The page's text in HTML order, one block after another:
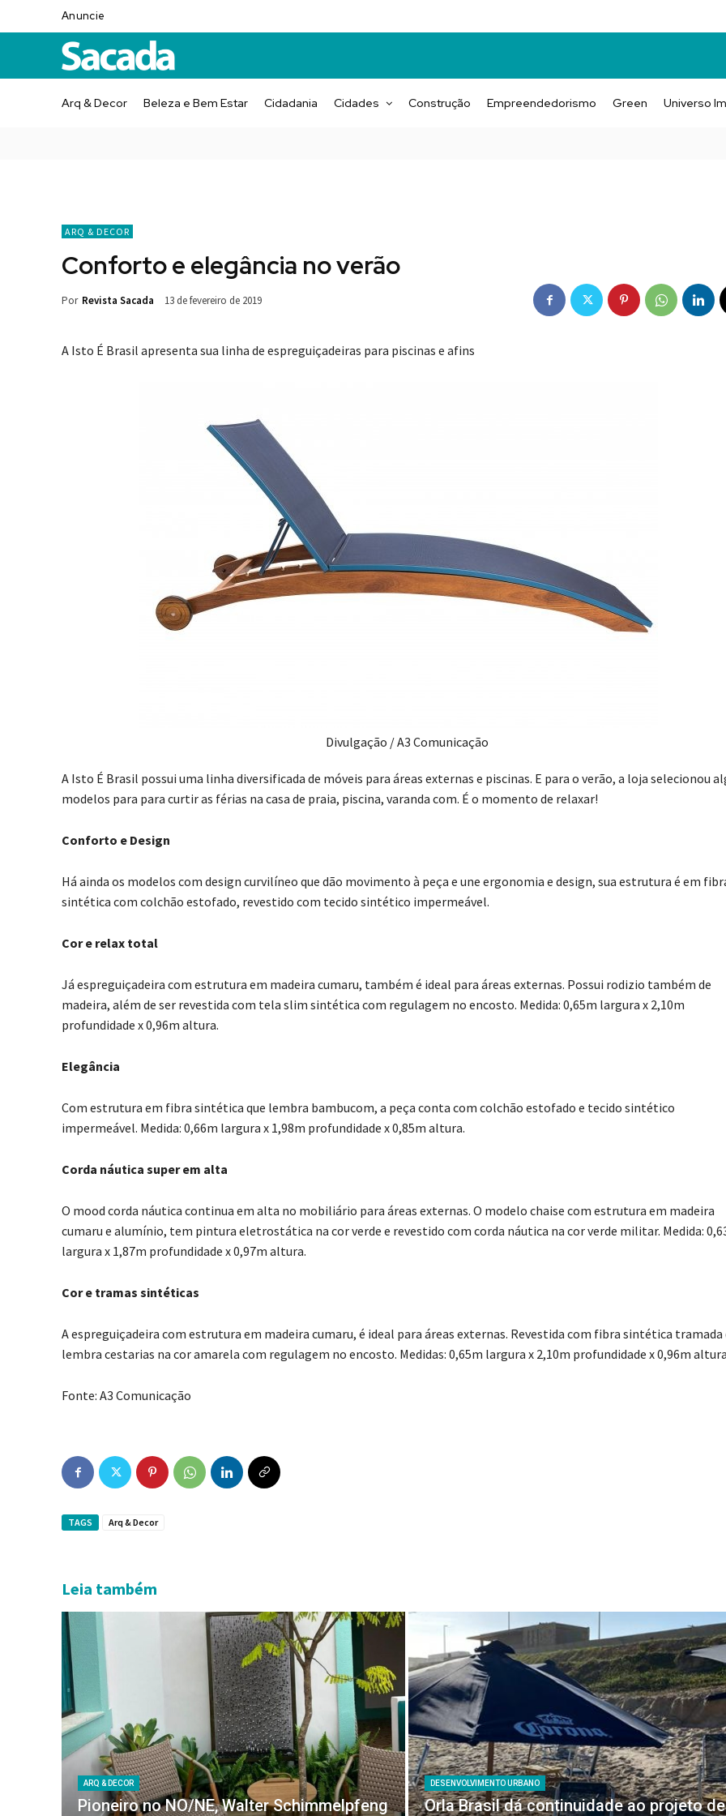
Anuncie
Arq & Decor Beleza e Bem Estar Cidadania Cidades Construção Empreendedorismo Green Universo
ARQ & DECOR
Conforto e elegância no verão
Por Revista Sacada 13 de fevereiro de 2019
A Isto É Brasil apresenta sua linha de espreguiçadeiras para piscinas e afins
Divulgação / A3 Comunicação
A Isto É Brasil possui uma linha diversificada de móveis para áreas externas e piscinas. E para o verão, a loja selecionou
modelos para para curtir as férias na casa de praia, piscina, varanda com. É o momento de relaxar!
Conforto e Design
Há ainda os modelos com design curvilíneo que dão movimento à peça e une ergonomia e design, sua estrutura é em
sintética com colchão estofado, revestido com tecido sintético impermeável.
Cor e relax total
Já espreguiçadeira com estrutura em madeira cumaru, também é ideal para áreas externas. Possui rodizio também de
madeira, além de ser revestida com tela slim sintética com regulagem no encosto. Medida: 0,65m largura x 2,10m
profundidade x 0,96m altura.
Elegância
Com estrutura em fibra sintética que lembra bambucom, a peça conta com colchão estofado e tecido sintético
impermeável. Medida: 0,66m largura x 1,98m profundidade x 0,85m altura.
Corda náutica super em alta
O mood corda náutica continua em alta no mobiliário para áreas externas. O modelo chaise com estrutura em madeira
cumaru e alumínio, tem pintura eletrostática na cor verde e revestido com corda náutica na cor verde militar. Medida:
largura x 1,87m profundidade x 0,97m altura.
Cor e tramas sintéticas
A espreguiçadeira com estrutura em madeira cumaru, é ideal para áreas externas. Revestida com fibra sintética tramada
lembra cestarias na cor amarela com regulagem no encosto. Medidas: 0,65m largura x 2,10m profundidade x 0,96m
Fonte: A3 Comunicação
TAGS Arq & Decor
Leia também
ARQ & DECOR
Pioneiro no NO/NE, Walter Schimmelpfeng
DESENVOLVIMENTO URBANO
Orla Brasil dá continuidade ao projeto de